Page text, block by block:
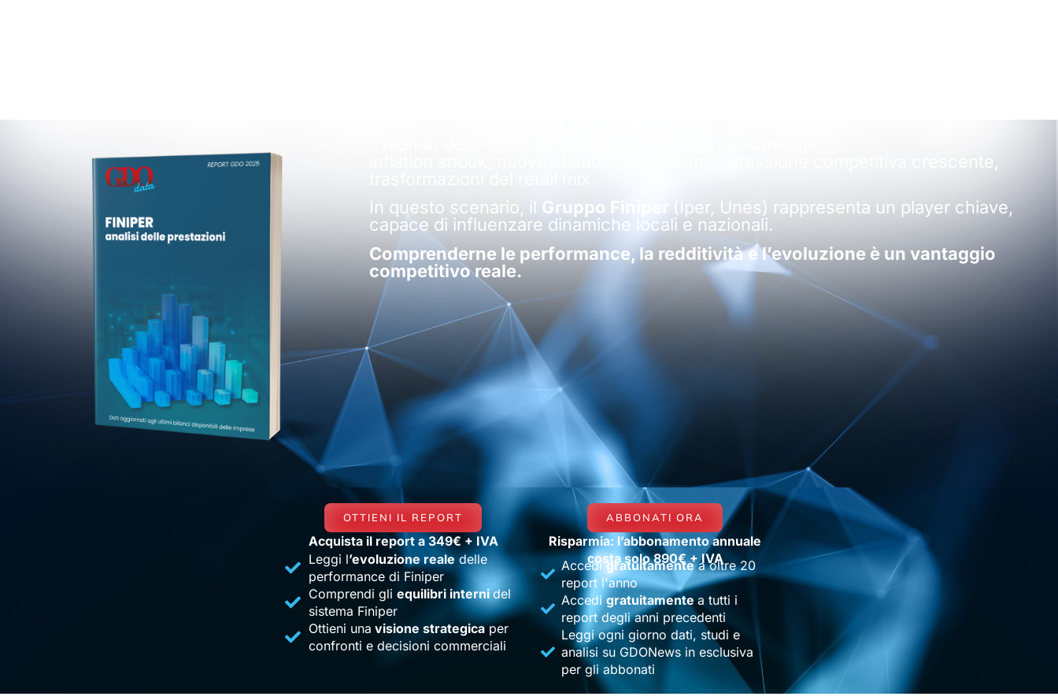
inflation shock, nuove abitudini di consumo, pressione competitiva crescente,
In questo scenario, il Gruppo Finiper (Iper, Unes) rappresenta un player chiave,
capace di influenzare dinamiche locali e nazionali.
Comprenderne le performance, la redditività e l’evoluzione è un vantaggio
competitivo reale.
OTTIENI IL REPORT
Acquista il report a 349€ + IVA
Leggi l’evoluzione realedelle
performance di Finiper
Comprendi gli equilibri internidel
sistema Finiper
Ottieni una visione strategicaper
confronti e decisioni commerciali
ABBONATI ORA
Risparmia: l’abbonamento annuale
costa solo 890€ + IVA
Accedigratuitamentea oltre 20
report l'anno
Accedigratuitamentea tutti i
report degli anni precedenti
Leggi ogni giorno dati, studi e
analisi su GDONews in esclusiva
per gli abbonati